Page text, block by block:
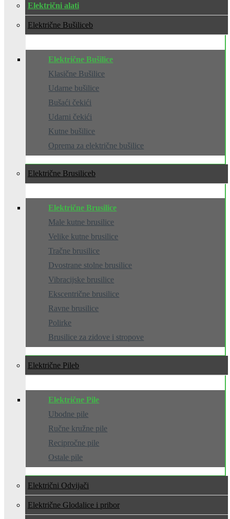
Električni alati
Električne Bušilice
Električne Bušilice
Klasične Bušilice
Udarne bušilice
Bušaći čekići
Udarni čekići
Kutne bušilice
Oprema za električne bušilice
Električne Brusilice
Električne Brusilice
Male kutne brusilice
Velike kutne brusilice
Tračne brusilice
Dvostrane stolne brusilice
Vibracijske brusilice
Ekscentrične brusilice
Ravne brusilice
Polirke
Brusilice za zidove i stropove
Električne Pile
Električne Pile
Ubodne pile
Ručne kružne pile
Recipročne pile
Ostale pile
Električni Odvijači
Električne Glodalice i pribor